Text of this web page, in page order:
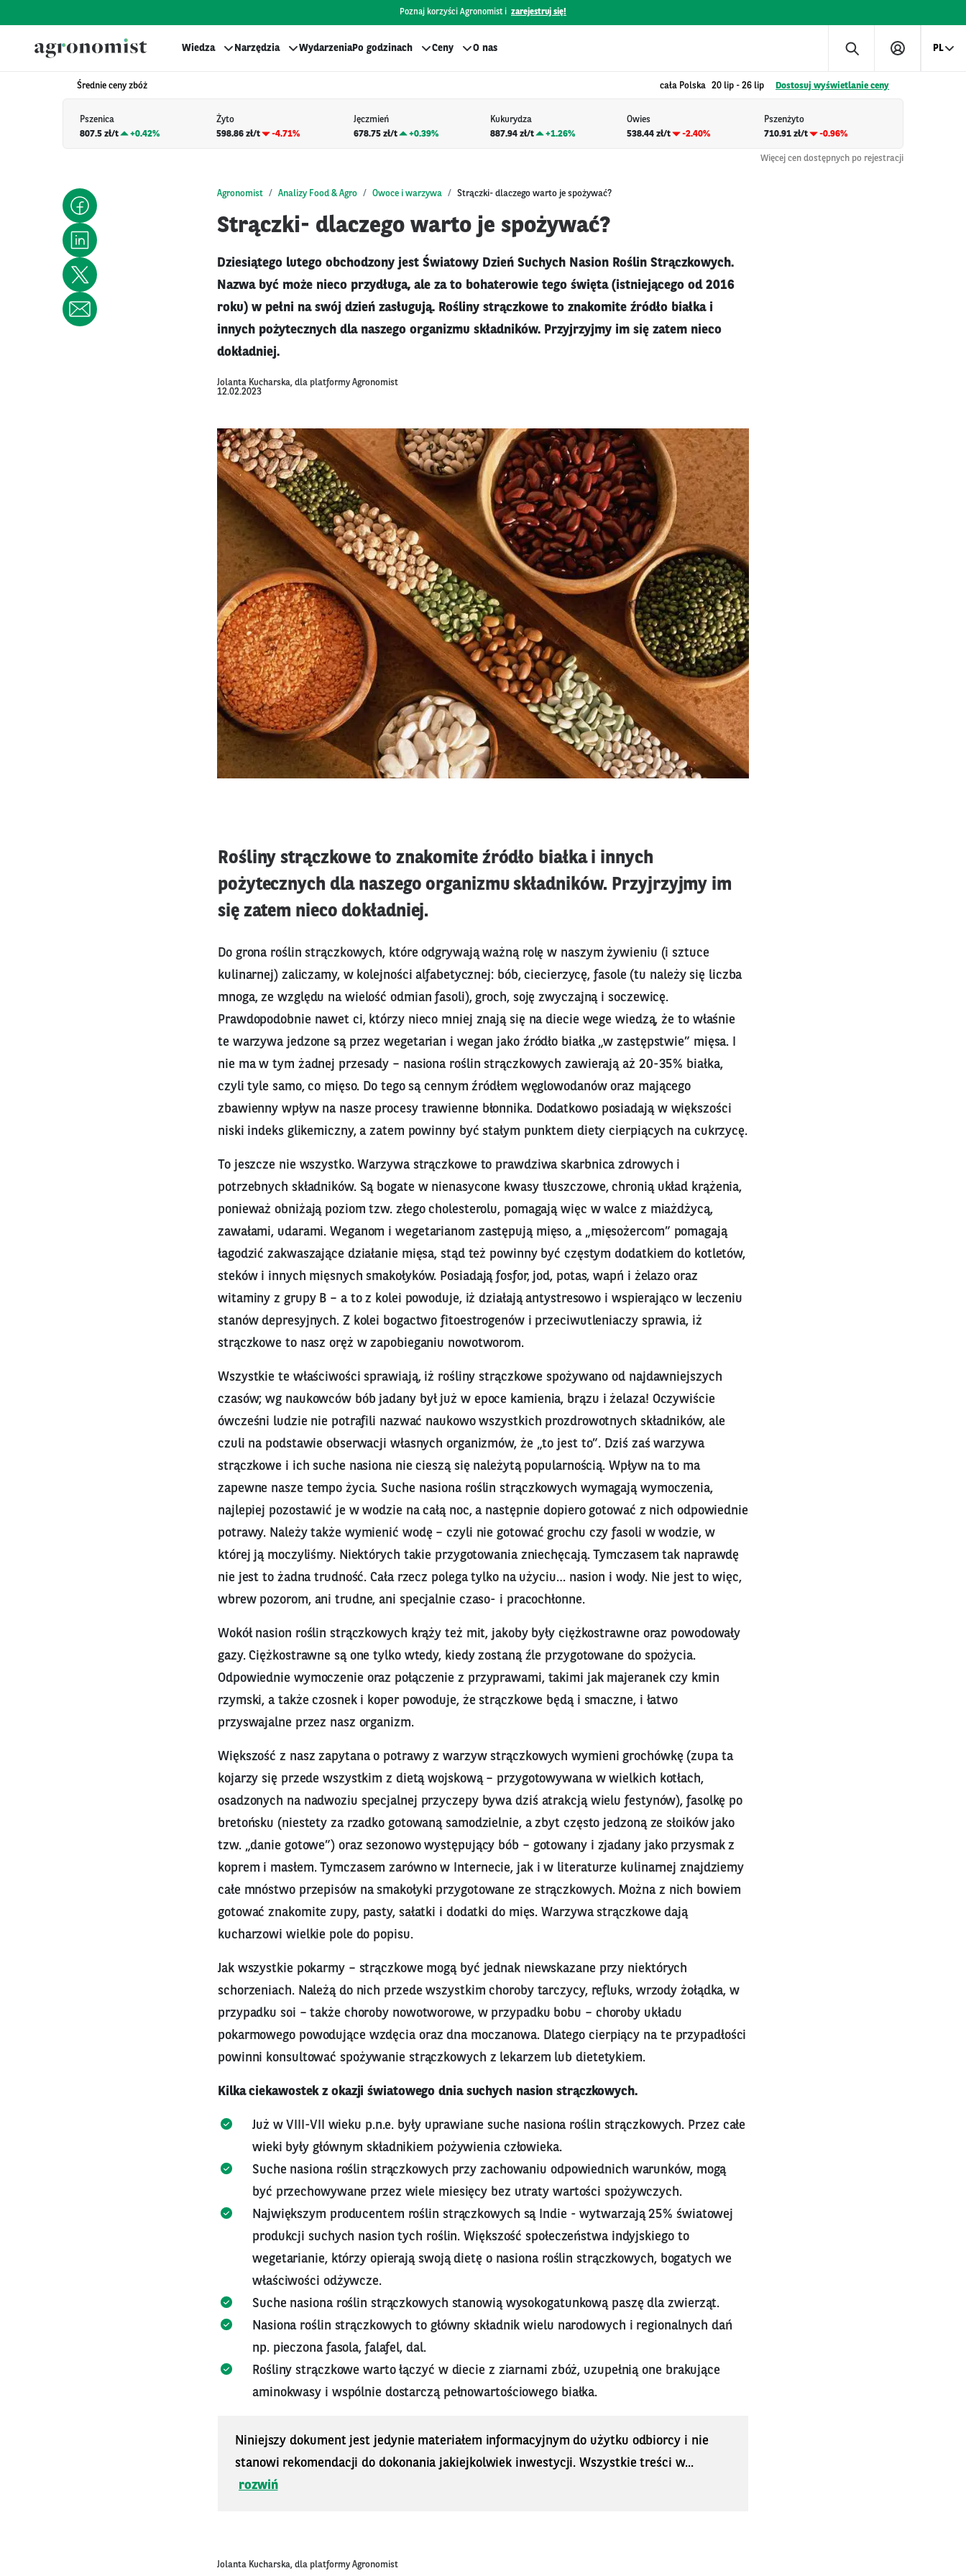
Poznaj korzyści Agronomist i zarejestruj się!
Wiedza Narzędzia WydarzeniaPo godzinach Ceny O nas PL
Średnie ceny zbóż cała Polska 20 lip - 26 lip Dostosuj wyświetlanie ceny
Pszenica
807.5 zł/t
+0.42%
Żyto
598.86 zł/t
-4.71%
Jęczmień
678.75 zł/t
+0.39%
Kukurydza
887.94 zł/t
+1.26%
Owies
538.44 zł/t
-2.40%
Pszenżyto
710.91 zł/t
-0.96%
Więcej cen dostępnych po rejestracji
Agronomist Analizy Food & Agro Owoce i warzywa Strączki- dlaczego warto je spożywać?
Strączki- dlaczego warto je spożywać?
Dziesiątego lutego obchodzony jest Światowy Dzień Suchych Nasion Roślin Strączkowych.
Nazwa być może nieco przydługa, ale za to bohaterowie tego święta (istniejącego od 2016
roku) w pełni na swój dzień zasługują. Rośliny strączkowe to znakomite źródło białka i
innych pożytecznych dla naszego organizmu składników. Przyjrzyjmy im się zatem nieco
dokładniej.
Jolanta Kucharska, dla platformy Agronomist
12.02.2023
Rośliny strączkowe to znakomite źródło białka i innych
pożytecznych dla naszego organizmu składników. Przyjrzyjmy im
się zatem nieco dokładniej.
Do grona roślin strączkowych, które odgrywają ważną rolę w naszym żywieniu (i sztuce
kulinarnej) zaliczamy, w kolejności alfabetycznej: bób, ciecierzycę, fasole (tu należy się liczba
mnoga, ze względu na wielość odmian fasoli), groch, soję zwyczajną i soczewicę.
Prawdopodobnie nawet ci, którzy nieco mniej znają się na diecie wege wiedzą, że to właśnie
te warzywa jedzone są przez wegetarian i wegan jako źródło białka „w zastępstwie” mięsa. I
nie ma w tym żadnej przesady – nasiona roślin strączkowych zawierają aż 20-35% białka,
czyli tyle samo, co mięso. Do tego są cennym źródłem węglowodanów oraz mającego
zbawienny wpływ na nasze procesy trawienne błonnika. Dodatkowo posiadają w większości
niski indeks glikemiczny, a zatem powinny być stałym punktem diety cierpiących na cukrzycę.
To jeszcze nie wszystko. Warzywa strączkowe to prawdziwa skarbnica zdrowych i
potrzebnych składników. Są bogate w nienasycone kwasy tłuszczowe, chronią układ krążenia,
ponieważ obniżają poziom tzw. złego cholesterolu, pomagają więc w walce z miażdżycą,
zawałami, udarami. Weganom i wegetarianom zastępują mięso, a „mięsożercom” pomagają
łagodzić zakwaszające działanie mięsa, stąd też powinny być częstym dodatkiem do kotletów,
steków i innych mięsnych smakołyków. Posiadają fosfor, jod, potas, wapń i żelazo oraz
witaminy z grupy B – a to z kolei powoduje, iż działają antystresowo i wspierająco w leczeniu
stanów depresyjnych. Z kolei bogactwo fitoestrogenów i przeciwutleniaczy sprawia, iż
strączkowe to nasz oręż w zapobieganiu nowotworom.
Wszystkie te właściwości sprawiają, iż rośliny strączkowe spożywano od najdawniejszych
czasów; wg naukowców bób jadany był już w epoce kamienia, brązu i żelaza! Oczywiście
ówcześni ludzie nie potrafili nazwać naukowo wszystkich prozdrowotnych składników, ale
czuli na podstawie obserwacji własnych organizmów, że „to jest to”. Dziś zaś warzywa
strączkowe i ich suche nasiona nie cieszą się należytą popularnością. Wpływ na to ma
zapewne nasze tempo życia. Suche nasiona roślin strączkowych wymagają wymoczenia,
najlepiej pozostawić je w wodzie na całą noc, a następnie dopiero gotować z nich odpowiednie
potrawy. Należy także wymienić wodę – czyli nie gotować grochu czy fasoli w wodzie, w
której ją moczyliśmy. Niektórych takie przygotowania zniechęcają. Tymczasem tak naprawdę
nie jest to żadna trudność. Cała rzecz polega tylko na użyciu… nasion i wody. Nie jest to więc,
wbrew pozorom, ani trudne, ani specjalnie czaso- i pracochłonne.
Wokół nasion roślin strączkowych krąży też mit, jakoby były ciężkostrawne oraz powodowały
gazy. Ciężkostrawne są one tylko wtedy, kiedy zostaną źle przygotowane do spożycia.
Odpowiednie wymoczenie oraz połączenie z przyprawami, takimi jak majeranek czy kmin
rzymski, a także czosnek i koper powoduje, że strączkowe będą i smaczne, i łatwo
przyswajalne przez nasz organizm.
Większość z nasz zapytana o potrawy z warzyw strączkowych wymieni grochówkę (zupa ta
kojarzy się przede wszystkim z dietą wojskową – przygotowywana w wielkich kotłach,
osadzonych na nadwoziu specjalnej przyczepy bywa dziś atrakcją wielu festynów), fasolkę po
bretońsku (niestety za rzadko gotowaną samodzielnie, a zbyt często jedzoną ze słoików jako
tzw. „danie gotowe”) oraz sezonowo występujący bób – gotowany i zjadany jako przysmak z
koprem i masłem. Tymczasem zarówno w Internecie, jak i w literaturze kulinarnej znajdziemy
całe mnóstwo przepisów na smakołyki przygotowane ze strączkowych. Można z nich bowiem
gotować znakomite zupy, pasty, sałatki i dodatki do mięs. Warzywa strączkowe dają
kucharzowi wielkie pole do popisu.
Jak wszystkie pokarmy – strączkowe mogą być jednak niewskazane przy niektórych
schorzeniach. Należą do nich przede wszystkim choroby tarczycy, refluks, wrzody żołądka, w
przypadku soi – także choroby nowotworowe, w przypadku bobu – choroby układu
pokarmowego powodujące wzdęcia oraz dna moczanowa. Dlatego cierpiący na te przypadłości
powinni konsultować spożywanie strączkowych z lekarzem lub dietetykiem.
Kilka ciekawostek z okazji światowego dnia suchych nasion strączkowych.
Już w VIII-VII wieku p.n.e. były uprawiane suche nasiona roślin strączkowych. Przez całe
wieki były głównym składnikiem pożywienia człowieka.
Suche nasiona roślin strączkowych przy zachowaniu odpowiednich warunków, mogą
być przechowywane przez wiele miesięcy bez utraty wartości spożywczych.
Największym producentem roślin strączkowych są Indie - wytwarzają 25% światowej
produkcji suchych nasion tych roślin. Większość społeczeństwa indyjskiego to
wegetarianie, którzy opierają swoją dietę o nasiona roślin strączkowych, bogatych we
właściwości odżywcze.
Suche nasiona roślin strączkowych stanowią wysokogatunkową paszę dla zwierząt.
Nasiona roślin strączkowych to główny składnik wielu narodowych i regionalnych dań
np. pieczona fasola, falafel, dal.
Rośliny strączkowe warto łączyć w diecie z ziarnami zbóż, uzupełnią one brakujące
aminokwasy i wspólnie dostarczą pełnowartościowego białka.
Niniejszy dokument jest jedynie materiałem informacyjnym do użytku odbiorcy i nie
stanowi rekomendacji do dokonania jakiejkolwiek inwestycji. Wszystkie treści w...
rozwiń
Jolanta Kucharska, dla platformy Agronomist